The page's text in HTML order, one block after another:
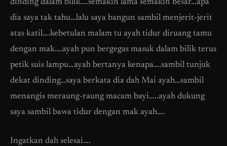
dinding dalam bilik….semakin lama semakin besar…apa
dia saya tak tahu…lalu saya bangun sambil menjerit-jerit
atas katil….kebetulan malam tu ayah tidur diruang tamu
dengan mak….ayah pun bergegas masuk dalam bilik terus
petik suis lampu…ayah bertanya kenapa….sambil tunjuk
dekat dinding…saya berkata dia dah Mai ayah…sambil
menangis meraung-raung macam bayi…..ayah dukung
saya sambil bawa tidur dengan mak ayah….
Ingatkan dah selesai….